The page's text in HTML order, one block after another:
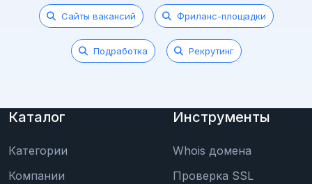
Сайты вакансий Фриланс-площадки
Подработка Рекрутинг
Каталог
Категории
Компании
Инструменты
Whois домена
Проверка SSL